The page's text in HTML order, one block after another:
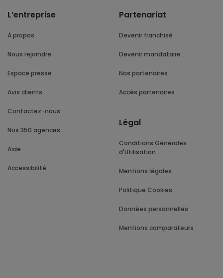
L’entreprise
À propos
Nous rejoindre
Espace presse
Avis clients
Contactez-nous
Nos 350 agences
Aide
Accessibilité
Partenariat
Devenir franchisé
Devenir mandataire
Nos partenaires
Accès partenaires
Légal
Conditions Générales
d'Utilisation
Mentions légales
Politique Cookies
Données personnelles
Mentions comparateurs